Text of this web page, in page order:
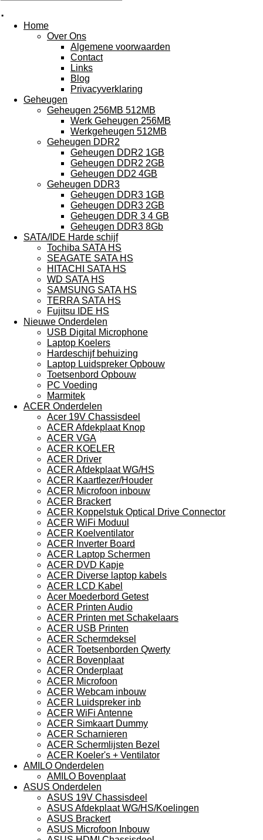
.
Home
Over Ons
Algemene voorwaarden
Contact
Links
Blog
Privacyverklaring
Geheugen
Geheugen 256MB 512MB
Werk Geheugen 256MB
Werkgeheugen 512MB
Geheugen DDR2
Geheugen DDR2 1GB
Geheugen DDR2 2GB
Geheugen DD2 4GB
Geheugen DDR3
Geheugen DDR3 1GB
Geheugen DDR3 2GB
Geheugen DDR 3 4 GB
Geheugen DDR3 8Gb
SATA/IDE Harde schijf
Tochiba SATA HS
SEAGATE SATA HS
HITACHI SATA HS
WD SATA HS
SAMSUNG SATA HS
TERRA SATA HS
Fujitsu IDE HS
Nieuwe Onderdelen
USB Digital Microphone
Laptop Koelers
Hardeschijf behuizing
Laptop Luidspreker Opbouw
Toetsenbord Opbouw
PC Voeding
Marmitek
ACER Onderdelen
Acer 19V Chassisdeel
ACER Afdekplaat Knop
ACER VGA
ACER KOELER
ACER Driver
ACER Afdekplaat WG/HS
ACER Kaartlezer/Houder
ACER Microfoon inbouw
ACER Brackert
ACER Koppelstuk Optical Drive Connector
ACER WiFi Moduul
ACER Koelventilator
ACER Inverter Board
ACER Laptop Schermen
ACER DVD Kapje
ACER Diverse laptop kabels
ACER LCD Kabel
Acer Moederbord Getest
ACER Printen Audio
ACER Printen met Schakelaars
ACER USB Printen
ACER Schermdeksel
ACER Toetsenborden Qwerty
ACER Bovenplaat
ACER Onderplaat
ACER Microfoon
ACER Webcam inbouw
ACER Luidspreker inb
ACER WiFi Antenne
ACER Simkaart Dummy
ACER Scharnieren
ACER Schermlijsten Bezel
ACER Koeler's + Ventilator
AMILO Onderdelen
AMILO Bovenplaat
ASUS Onderdelen
ASUS 19V Chassisdeel
ASUS Afdekplaat WG/HS/Koelingen
ASUS Brackert
ASUS Microfoon Inbouw